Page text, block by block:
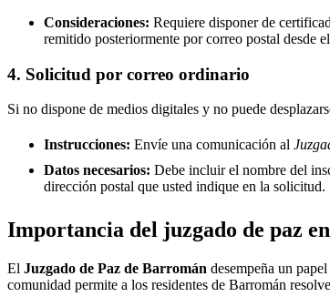
Consideraciones: Requiere disponer de
remitido posteriormente por correo postal desde
4. Solicitud por correo ordinario
Si no dispone de medios digitales y no puede
Instrucciones: Envíe una comunicación al
Datos necesarios: Debe incluir el nombre del
dirección postal que usted indique en la solicitud.
Importancia del juzgado de paz en
El Juzgado de Paz de Barromán desempeña un
comunidad permite a los residentes de Barromán